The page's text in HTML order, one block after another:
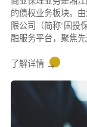
的债权业务板块。
限公司（简称“国投
融服务平台，聚焦
了解详情